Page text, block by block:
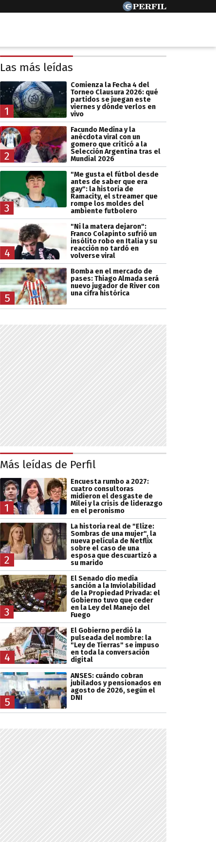
Las más leídas
1
Comienza la Fecha 4 del
Torneo Clausura 2026: qué
partidos se juegan este
viernes y dónde verlos en
vivo
2
Facundo Medina y la
anécdota viral con un
gomero que criticó a la
Selección Argentina tras el
Mundial 2026
3
"Me gusta el fútbol desde
antes de saber que era
gay": la historia de
Ramacity, el streamer que
rompe los moldes del
ambiente futbolero
4
"Ni la matera dejaron":
Franco Colapinto sufrió un
insólito robo en Italia y su
reacción no tardó en
volverse viral
5
Bomba en el mercado de
pases: Thiago Almada será
nuevo jugador de River con
una cifra histórica
Más leídas de Perfil
1
Encuesta rumbo a 2027:
cuatro consultoras
midieron el desgaste de
Milei y la crisis de liderazgo
en el peronismo
2
La historia real de "Elize:
Sombras de una mujer", la
nueva película de Netflix
sobre el caso de una
esposa que descuartizó a
su marido
3
El Senado dio media
sanción a la Inviolabilidad
de la Propiedad Privada: el
Gobierno tuvo que ceder
en la Ley del Manejo del
Fuego
4
El Gobierno perdió la
pulseada del nombre: la
"Ley de Tierras" se impuso
en toda la conversación
digital
5
ANSES: cuándo cobran
jubilados y pensionados en
agosto de 2026, según el
DNI